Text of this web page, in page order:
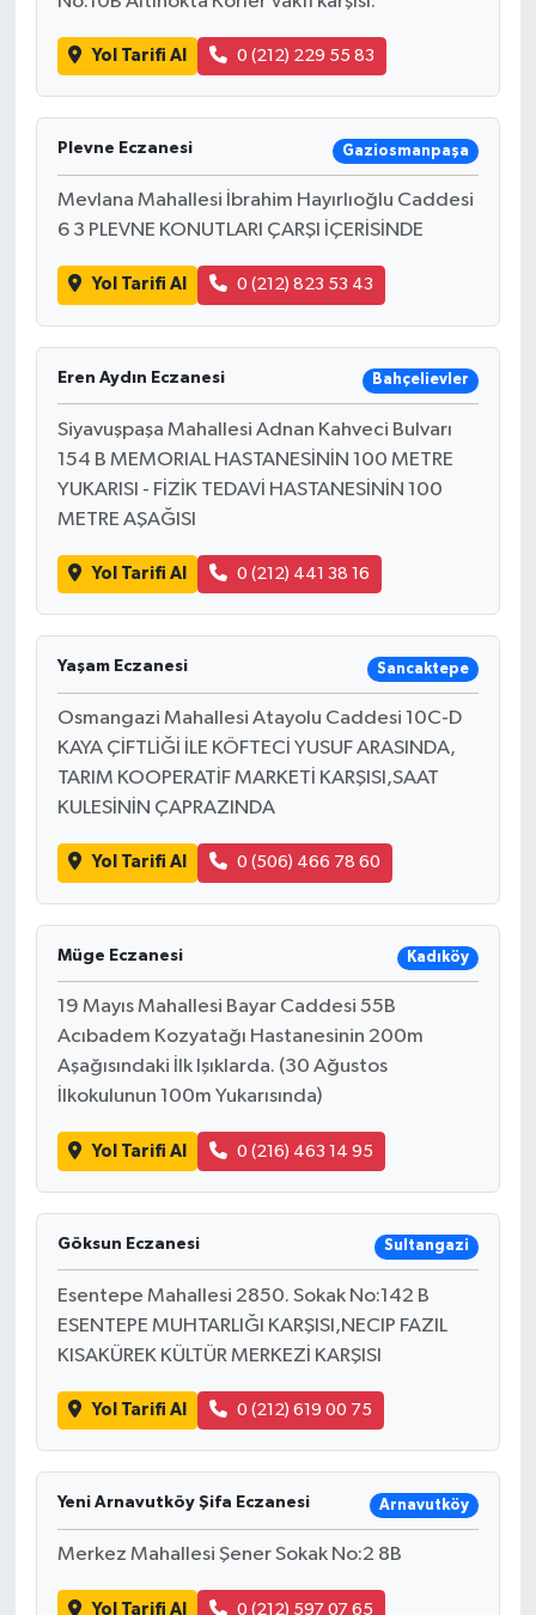
Yol Tarifi Al 0 (212) 229 55 83
Plevne Eczanesi Gaziosmanpaşa
Mevlana Mahallesi İbrahim Hayırlıoğlu Caddesi
6 3 PLEVNE KONUTLARI ÇARŞI İÇERİSİNDE
Yol Tarifi Al 0 (212) 823 53 43
Eren Aydın Eczanesi Bahçelievler
Siyavuşpaşa Mahallesi Adnan Kahveci Bulvarı
154 B MEMORIAL HASTANESİNİN 100 METRE
YUKARISI - FİZİK TEDAVİ HASTANESİNİN 100
METRE AŞAĞISI
Yol Tarifi Al 0 (212) 441 38 16
Yaşam Eczanesi Sancaktepe
Osmangazi Mahallesi Atayolu Caddesi 10C-D
KAYA ÇİFTLİĞİ İLE KÖFTECİ YUSUF ARASINDA,
TARIM KOOPERATİF MARKETİ KARŞISI,SAAT
KULESİNİN ÇAPRAZINDA
Yol Tarifi Al 0 (506) 466 78 60
Müge Eczanesi Kadıköy
19 Mayıs Mahallesi Bayar Caddesi 55B
Acıbadem Kozyatağı Hastanesinin 200m
Aşağısındaki İlk Işıklarda. (30 Ağustos
İlkokulunun 100m Yukarısında)
Yol Tarifi Al 0 (216) 463 14 95
Göksun Eczanesi Sultangazi
Esentepe Mahallesi 2850. Sokak No:142 B
ESENTEPE MUHTARLIĞI KARŞISI,NECIP FAZIL
KISAKÜREK KÜLTÜR MERKEZİ KARŞISI
Yol Tarifi Al 0 (212) 619 00 75
Yeni Arnavutköy Şifa Eczanesi Arnavutköy
Merkez Mahallesi Şener Sokak No:2 8B
Yol Tarifi Al 0 (212) 597 07 65